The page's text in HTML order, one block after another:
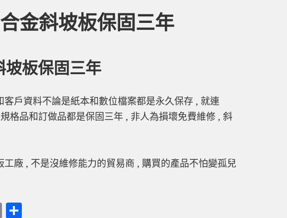
金斜坡板保固三年
坡板保固三年
戶資料不論是紙本和數位檔案都是永久保存 , 就連
格品和訂做品都是保固三年 , 非人為損壞免費維修 , 斜
廠 , 不是沒維修能力的貿易商 , 購買的產品不怕變孤兒
P